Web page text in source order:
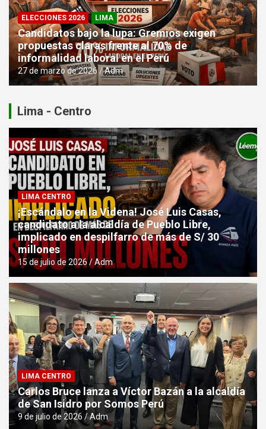
ELECCIONES 2026 LIMA
Candidatos bajo la lupa: Gremios exigen
propuestas claras frente al 70% de
informalidad laboral en el Perú
27 de marzo de 2026 Adm
Lima - Centro
LIMA CENTRO
¡Escándalo en la Videna! José Luis Casas,
candidato a la alcaldía de Pueblo Libre,
implicado en despilfarro de más de S/ 30
millones
15 de julio de 2026 Adm
LIMA CENTRO
Carlos Bruce lanza a Víctor Bazán a la alcaldía
de San Isidro por Somos Perú
9 de julio de 2026 Adm